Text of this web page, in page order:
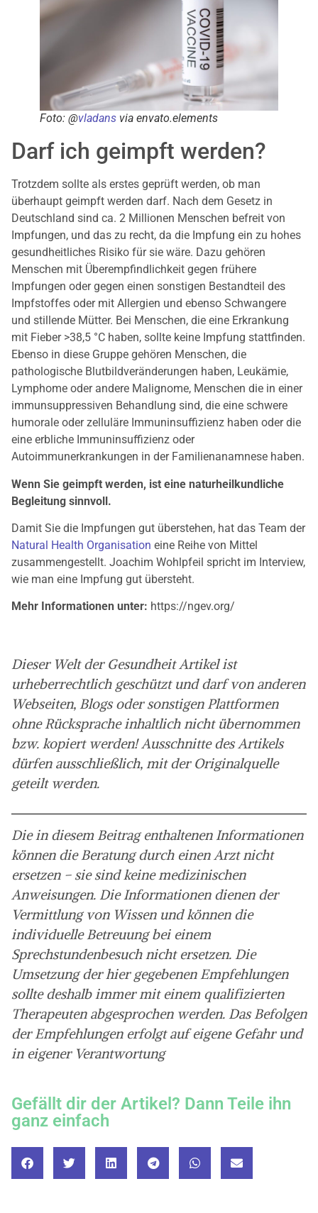
Foto: @vladans via envato.elements
Darf ich geimpft werden?
Trotzdem sollte als erstes geprüft werden, ob man
überhaupt geimpft werden darf. Nach dem Gesetz in
Deutschland sind ca. 2 Millionen Menschen befreit von
Impfungen, und das zu recht, da die Impfung ein zu hohes
gesundheitliches Risiko für sie wäre. Dazu gehören
Menschen mit Überempfindlichkeit gegen frühere
Impfungen oder gegen einen sonstigen Bestandteil des
Impfstoffes oder mit Allergien und ebenso Schwangere
und stillende Mütter. Bei Menschen, die eine Erkrankung
mit Fieber >38,5 °C haben, sollte keine Impfung stattfinden.
Ebenso in diese Gruppe gehören Menschen, die
pathologische Blutbildveränderungen haben, Leukämie,
Lymphome oder andere Malignome, Menschen die in einer
immunsuppressiven Behandlung sind, die eine schwere
humorale oder zelluläre Immuninsuffizienz haben oder die
eine erbliche Immuninsuffizienz oder
Autoimmunerkrankungen in der Familienanamnese haben.
Wenn Sie geimpft werden, ist eine naturheilkundliche
Begleitung sinnvoll.
Damit Sie die Impfungen gut überstehen, hat das Team der
Natural Health Organisation eine Reihe von Mittel
zusammengestellt. Joachim Wohlpfeil spricht im Interview,
wie man eine Impfung gut übersteht.
Mehr Informationen unter: https://ngev.org/
Dieser Welt der Gesundheit Artikel ist
urheberrechtlich geschützt und darf von anderen
Webseiten, Blogs oder sonstigen Plattformen
ohne Rücksprache inhaltlich nicht übernommen
bzw. kopiert werden! Ausschnitte des Artikels
dürfen ausschließlich, mit der Originalquelle
geteilt werden.
Die in diesem Beitrag enthaltenen Informationen
können die Beratung durch einen Arzt nicht
ersetzen – sie sind keine medizinischen
Anweisungen. Die Informationen dienen der
Vermittlung von Wissen und können die
individuelle Betreuung bei einem
Sprechstundenbesuch nicht ersetzen. Die
Umsetzung der hier gegebenen Empfehlungen
sollte deshalb immer mit einem qualifizierten
Therapeuten abgesprochen werden. Das Befolgen
der Empfehlungen erfolgt auf eigene Gefahr und
in eigener Verantwortung
Gefällt dir der Artikel? Dann Teile ihn
ganz einfach